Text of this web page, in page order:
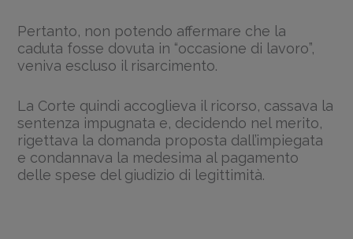
Pertanto, non potendo affermare che la
caduta fosse dovuta in “occasione di lavoro”,
veniva escluso il risarcimento.
La Corte quindi accoglieva il ricorso, cassava la
sentenza impugnata e, decidendo nel merito,
rigettava la domanda proposta dall’impiegata
e condannava la medesima al pagamento
delle spese del giudizio di legittimità.